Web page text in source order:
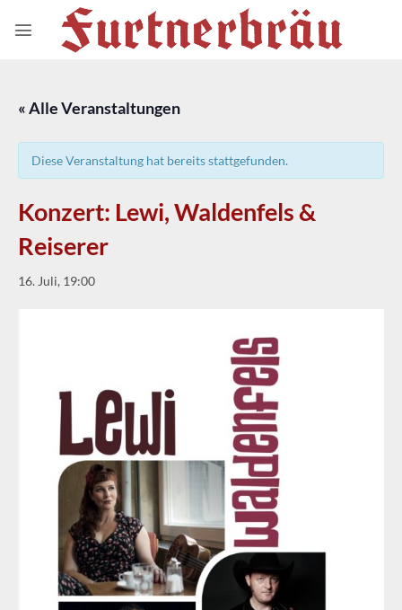
Inhalt
« Alle Veranstaltungen
Diese Veranstaltung hat bereits stattgefunden.
Konzert: Lewi, Waldenfels &
Reiserer
16. Juli, 19:00